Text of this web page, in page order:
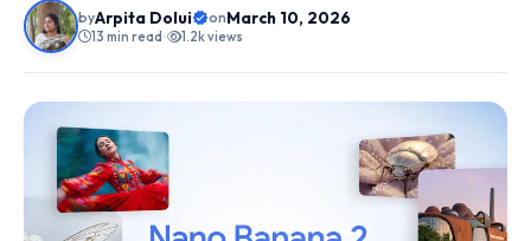
byArpita Dolui onMarch 10, 2026
13 min read • 1.2k views